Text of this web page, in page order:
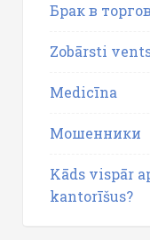
Брак в
Zobārsti
Medicīna
Мошенники
Kāds vispār
kantorīšus?